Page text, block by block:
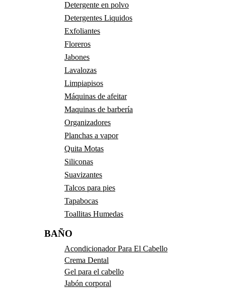
Detergente en polvo
Detergentes Liquidos
Exfoliantes
Floreros
Jabones
Lavalozas
Limpiapisos
Máquinas de afeitar
Maquinas de barbería
Organizadores
Planchas a vapor
Quita Motas
Siliconas
Suavizantes
Talcos para pies
Tapabocas
Toallitas Humedas
BAÑO
Acondicionador Para El Cabello
Crema Dental
Gel para el cabello
Jabón corporal